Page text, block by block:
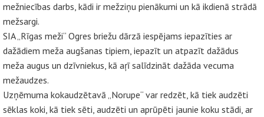
mežniecības darbs, kādi ir mežziņu pienākumi un kā ikdienā strādā
mežsargi.
SIA „Rīgas meži“ Ogres briežu dārzā iespējams iepazīties ar
dažādiem meža augšanas tipiem, iepazīt un atpazīt dažādus
meža augus un dzīvniekus, kā aŗī salīdzināt dažāda vecuma
mežaudzes.
Uzņēmuma kokaudzētavā „Norupe“ var redzēt, kā tiek audzēti
sēklas koki, kā tiek sēti, audzēti un aprūpēti jaunie koku stādi, ar